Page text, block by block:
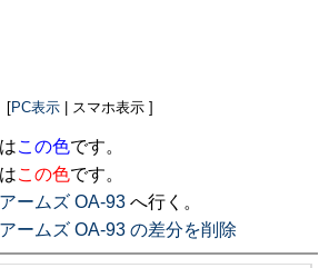
[PC表示 | スマホ表示 ]
この色です。
この色です。
ームズ OA-93 へ行く。
ームズ OA-93 の差分を削除